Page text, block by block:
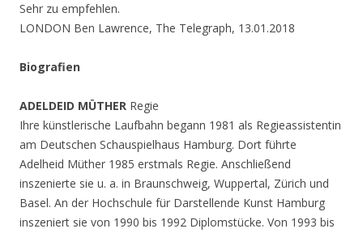
Sehr zu empfehlen.
LONDON Ben Lawrence, The Telegraph, 13.01.2018
Biografien
ADELDEID MÜTHER Regie
Ihre künstlerische Laufbahn begann 1981 als Regieassistentin
am Deutschen Schauspielhaus Hamburg. Dort führte
Adelheid Müther 1985 erstmals Regie. Anschließend
inszenierte sie u. a. in Braunschweig, Wuppertal, Zürich und
Basel. An der Hochschule für Darstellende Kunst Hamburg
inszeniert sie von 1990 bis 1992 Diplomstücke. Von 1993 bis